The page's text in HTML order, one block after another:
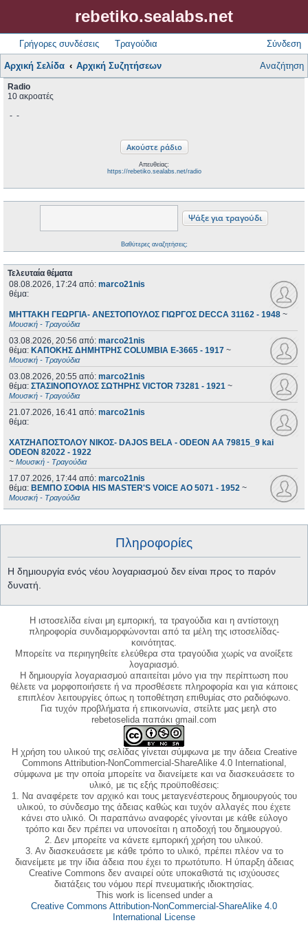
rebetiko.sealabs.net
Γρήγορες συνδέσεις Τραγούδια Σύνδεση
Αρχική Σελίδα Αρχική Συζητήσεων Αναζήτηση
Radio
10 ακροατές
- -
Απευθείας:
https://rebetiko.sealabs.net/radio
Βαθύτερες αναζητήσεις;
Τελευταία θέματα
08.08.2026, 17:24 από: marco21nis
θέμα:
ΜΗΤΤΑΚΗ ΓΕΩΡΓΙΑ- ΑΝΕΣΤΟΠΟΥΛΟΣ ΓΙΩΡΓΟΣ DECCA 31162 - 1948 ~
Μουσική - Τραγούδια
03.08.2026, 20:56 από: marco21nis
θέμα: ΚΑΠΟΚΗΣ ΔΗΜΗΤΡΗΣ COLUMBIA E-3665 - 1917 ~
Μουσική - Τραγούδια
03.08.2026, 20:55 από: marco21nis
θέμα: ΣΤΑΣΙΝΟΠΟΥΛΟΣ ΣΩΤΗΡΗΣ VICTOR 73281 - 1921 ~
Μουσική - Τραγούδια
21.07.2026, 16:41 από: marco21nis
θέμα:
ΧΑΤΖΗΑΠΟΣΤΟΛΟΥ ΝΙΚΟΣ- DAJOS BELA - ODEON AA 79815_9 kai
ODEON 82022 - 1922
~ Μουσική - Τραγούδια
17.07.2026, 17:44 από: marco21nis
θέμα: ΒΕΜΠΟ ΣΟΦΙΑ HIS MASTER'S VOICE AO 5071 - 1952 ~
Μουσική - Τραγούδια
Πληροφορίες
Η δημιουργία ενός νέου λογαριασμού δεν είναι προς το παρόν
δυνατή.
Η ιστοσελίδα είναι μη εμπορική, τα τραγούδια και η αντίστοιχη
πληροφορία συνδιαμορφώνονται από τα μέλη της ιστοσελίδας-
κοινότητας.
Μπορείτε να περιηγηθείτε ελεύθερα στα τραγούδια χωρίς να ανοίξετε
λογαριασμό.
Η δημιουργία λογαριασμού απαιτείται μόνο για την περίπτωση που
θέλετε να μορφοποιήσετε ή να προσθέσετε πληροφορία και για κάποιες
επιπλέον λειτουργίες όπως η τοποθέτηση επιθυμίας στο ραδιόφωνο.
Για τυχόν προβλήματα ή επικοινωνία, στείλτε μας μεηλ στο
rebetoselida παπάκι gmail.com
Η χρήση του υλικού της σελίδας γίνεται σύμφωνα με την άδεια Creative
Commons Attribution-NonCommercial-ShareAlike 4.0 International,
σύμφωνα με την οποία μπορείτε να διανείμετε και να διασκευάσετε το
υλικό, με τις εξής προϋποθέσεις:
1. Να αναφέρετε τον αρχικό και τους μεταγενέστερους δημιουργούς του
υλικού, το σύνδεσμο της άδειας καθώς και τυχόν αλλαγές που έχετε
κάνει στο υλικό. Οι παραπάνω αναφορές γίνονται με κάθε εύλογο
τρόπο και δεν πρέπει να υπονοείται η αποδοχή του δημιουργού.
2. Δεν μπορείτε να κάνετε εμπορική χρήση του υλικού.
3. Αν διασκευάσετε με κάθε τρόπο το υλικό, πρέπει πλέον να το
διανείμετε με την ίδια άδεια που έχει το πρωτότυπο. Η ύπαρξη άδειας
Creative Commons δεν αναιρεί ούτε υποκαθιστά τις ισχύουσες
διατάξεις του νόμου περί πνευματικής ιδιοκτησίας.
This work is licensed under a
Creative Commons Attribution-NonCommercial-ShareAlike 4.0
International License